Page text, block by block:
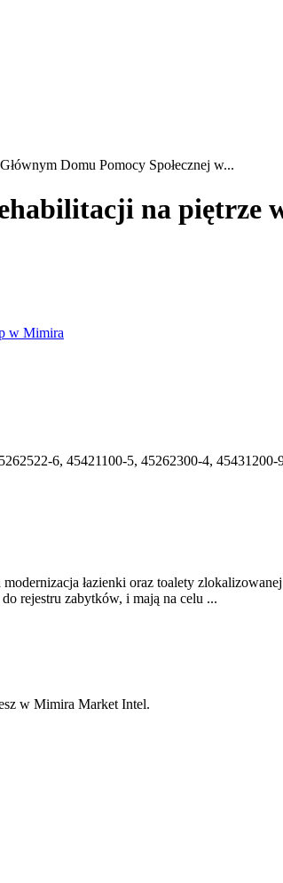
Domu Pomocy Społecznej w...
na piętrze
w Mimira
6, 45421100-5, 45262300-4,
łazienki oraz toalety
rejestru zabytków, i mają na celu ...
w Mimira Market Intel.